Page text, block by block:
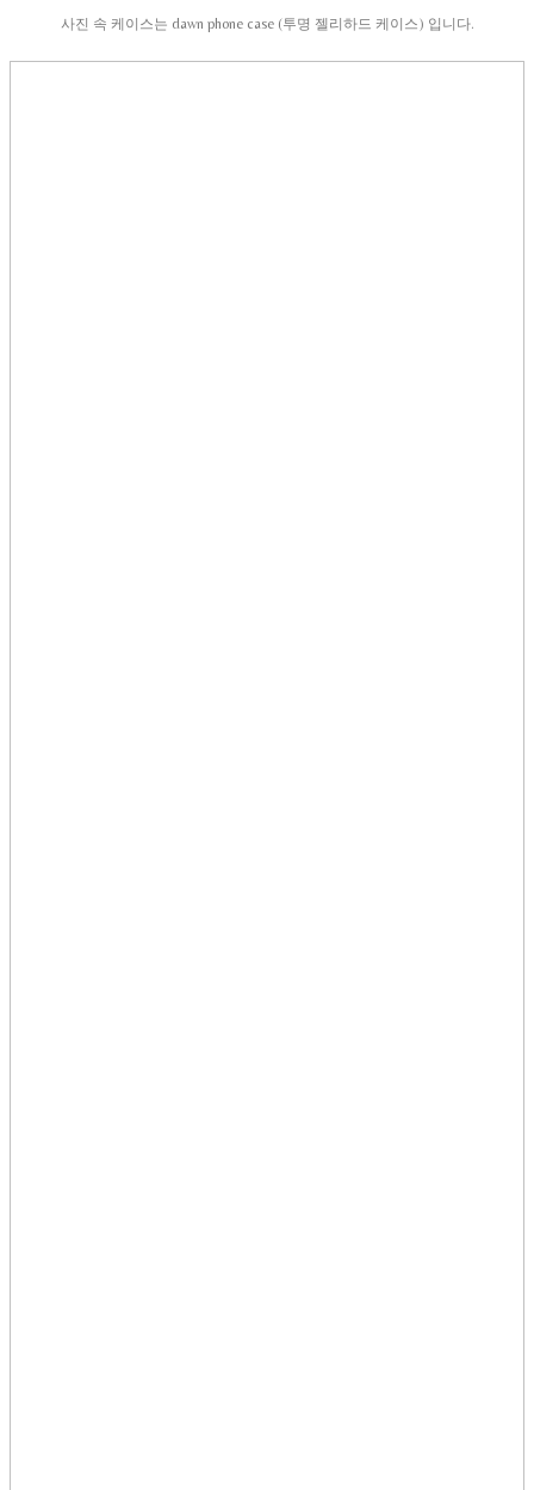
사진 속 케이스는 dawn phone case (투명 젤리하드 케이스) 입니다.